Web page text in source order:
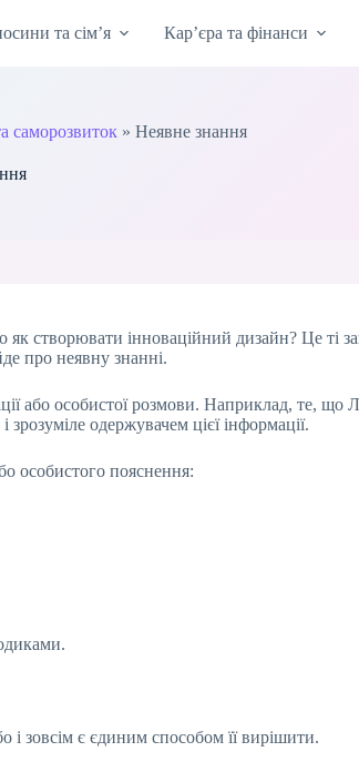
та сім’я Кар’єра та фінанси
саморозвиток »Неявне знання
створювати інноваційний дизайн? Це ті
про неявну знанні.
або особистої розмови. Наприклад, те, що
одержувачем цієї інформації.
особистого пояснення:
і зовсім є єдиним способом її вирішити.